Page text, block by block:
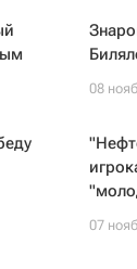
08
07